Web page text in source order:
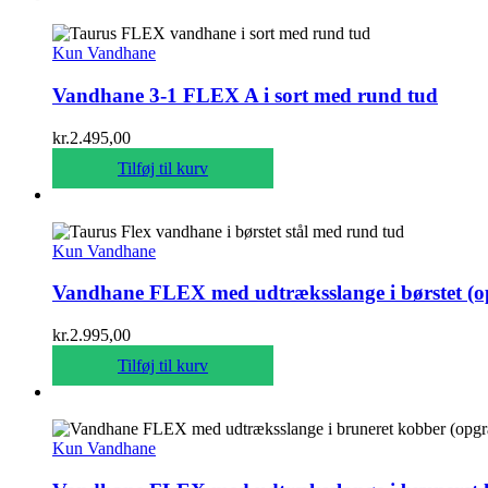
Kun Vandhane
Vandhane 3-1 FLEX A i sort med rund tud
kr.2.495,00
Tilføj til kurv
Kun Vandhane
Vandhane FLEX med udtræksslange i børstet
kr.2.995,00
Tilføj til kurv
Kun Vandhane